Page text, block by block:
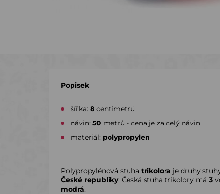
Popisek
šířka: 8 centimetrů
návin: 50 metrů - cena je za celý návin
materiál: polypropylen
Polypropylénová stuha trikolora je druhy
České republiky. Česká stuha trikolory má 3
modrá.